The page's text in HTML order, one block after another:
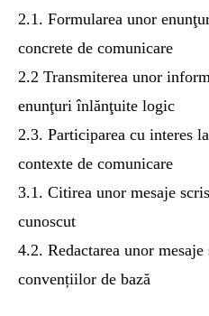
2.1. Formularea unor
concrete de comunicare
2.2 Transmiterea unor
enunţuri înlănţuite logic
2.3. Participarea cu interes
contexte de comunicare
3.1. Citirea unor mesaje
cunoscut
4.2. Redactarea unor
convențiilor de bază